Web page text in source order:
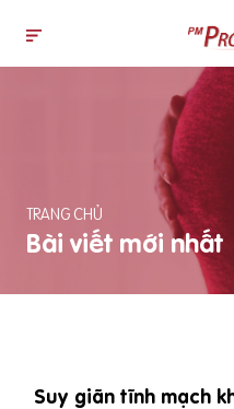
TRANG CHỦ
Bài viết mới nhất
Suy giãn tĩnh mạch